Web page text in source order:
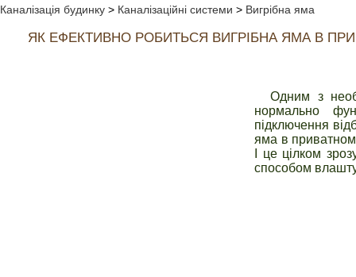
Каналізація будинку > Каналізаційні системи > Вигрібна яма
ЯК ЕФЕКТИВНО РОБИТЬСЯ ВИГРІБНА ЯМА В
Одним з
нормально
підключення
яма в
І це цілком
способом